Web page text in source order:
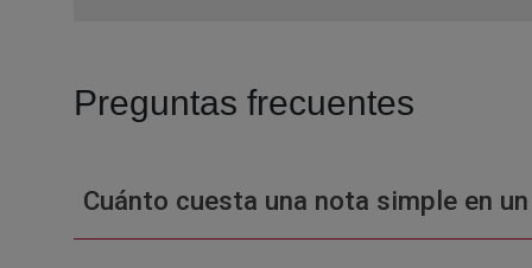
Preguntas frecuentes
Cuánto cuesta una nota simple en